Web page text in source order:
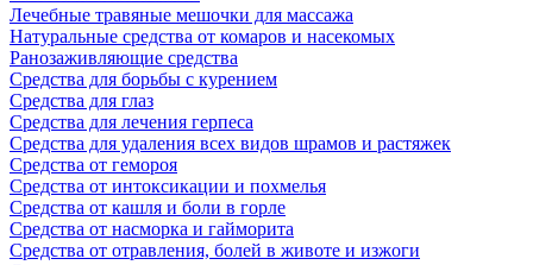
Лечебные травяные мешочки для массажа
Натуральные средства от комаров и насекомых
Ранозаживляющие средства
Средства для борьбы с курением
Средства для глаз
Средства для лечения герпеса
Средства для удаления всех видов шрамов и растяжек
Средства от гемороя
Средства от интоксикации и похмелья
Средства от кашля и боли в горле
Средства от насморка и гайморита
Средства от отравления, болей в животе и изжоги